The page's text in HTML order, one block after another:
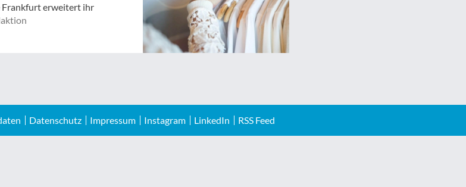
Frankfurt erweitert ihr
Datenschutz Impressum Instagram LinkedIn RSS Feed